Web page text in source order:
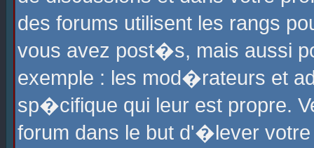
des forums utilisent les rangs
vous avez post�s, mais aussi
exemple : les mod�rateurs et
sp�cifique qui leur est propre.
forum dans le but d'�lever